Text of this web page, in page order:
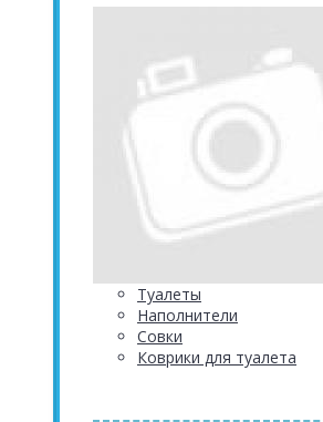
Туалеты
Наполнители
Совки
Коврики для туалета